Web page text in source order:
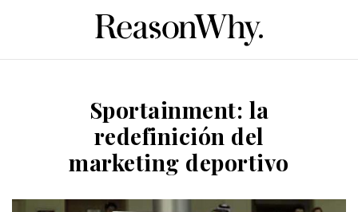
Sportainment: la
redefinición del
marketing deportivo